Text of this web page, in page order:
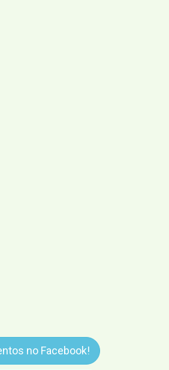
no Facebook!